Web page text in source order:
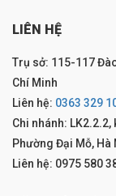
LIÊN HỆ
Trụ sở: 115-117
Chí Minh
Liên hệ: 0363 329
Chi nhánh:
Phường Đại Mỗ, Hà
Liên hệ: 0975 580